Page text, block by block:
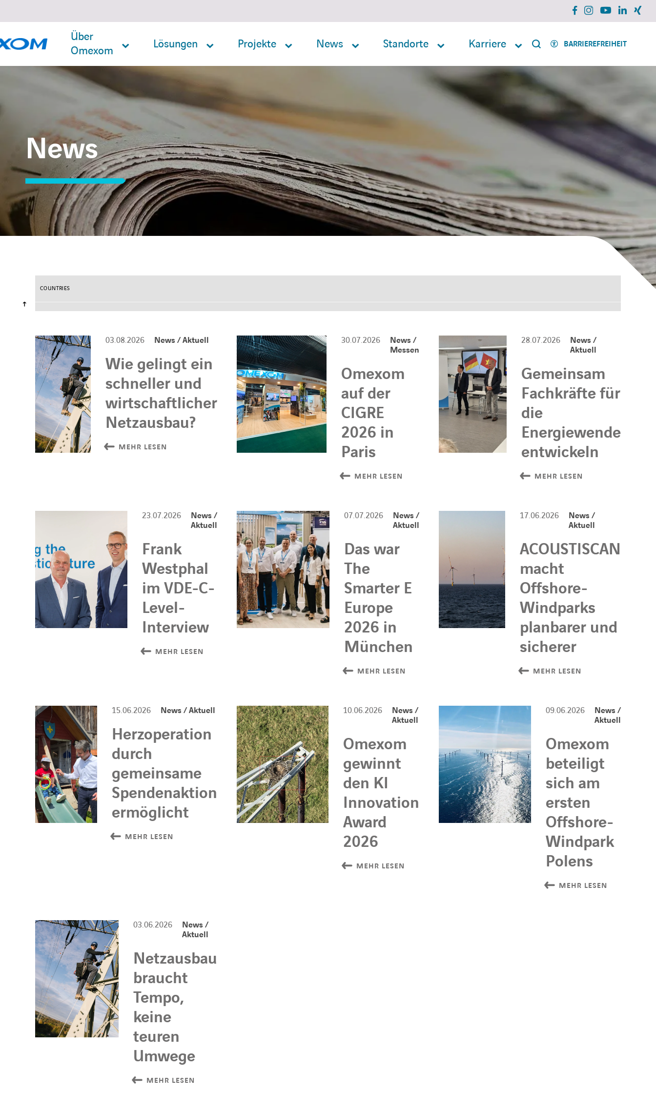
facebookinstagramyoutubelinkedin
xing
Über
Omexom
Lösungen Projekte News Standorte Karriere
Suche
nach:
BARRIEREFREIHEIT
News
COUNTRIES
03.08.2026 News / Aktuell
Wie gelingt ein
schneller und
wirtschaftlicher
Netzausbau?
MEHR LESEN
30.07.2026
News /
Messen
Omexom
auf der
CIGRE
2026 in
Paris
MEHR LESEN
28.07.2026
News /
Aktuell
Gemeinsam
Fachkräfte für
die
Energiewende
entwickeln
MEHR LESEN
23.07.2026
News /
Aktuell
Frank
Westphal
im VDE-C-
Level-
Interview
MEHR LESEN
07.07.2026
News /
Aktuell
Das war
The
Smarter E
Europe
2026 in
München
MEHR LESEN
17.06.2026
News /
Aktuell
ACOUSTISCAN
macht
Offshore-
Windparks
planbarer und
sicherer
MEHR LESEN
15.06.2026 News / Aktuell
Herzoperation
durch
gemeinsame
Spendenaktion
ermöglicht
MEHR LESEN
10.06.2026
News /
Aktuell
Omexom
gewinnt
den KI
Innovation
Award
2026
MEHR LESEN
09.06.2026
News /
Aktuell
Omexom
beteiligt
sich am
ersten
Offshore-
Windpark
Polens
MEHR LESEN
03.06.2026
News /
Aktuell
Netzausbau
braucht
Tempo,
keine
teuren
Umwege
MEHR LESEN